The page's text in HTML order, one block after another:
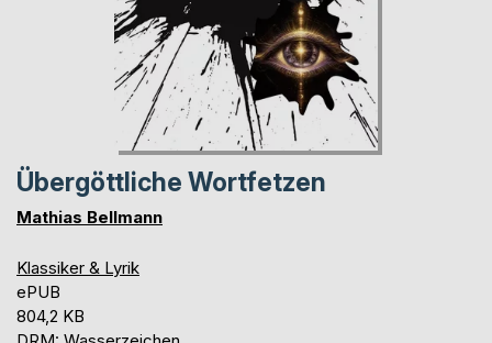
Übergöttliche Wortfetzen
Mathias Bellmann
Klassiker & Lyrik
ePUB
804,2 KB